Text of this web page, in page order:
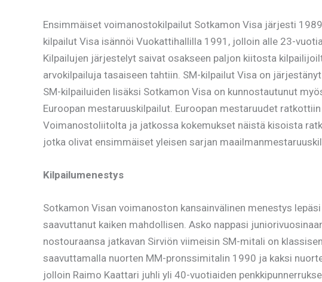
Ensimmäiset voimanostokilpailut Sotkamon Visa järjesti
kilpailut Visa isännöi Vuokattihallilla 1991, jolloin alle 23-
Kilpailujen järjestelyt saivat osakseen paljon kiitosta
arvokilpailuja tasaiseen tahtiin. SM-kilpailut Visa on
SM-kilpailuiden lisäksi Sotkamon Visa on kunnostautunut
Euroopan mestaruuskilpailut. Euroopan mestaruudet
Voimanostoliitolta ja jatkossa kokemukset näistä kisoista
jotka olivat ensimmäiset yleisen sarjan
Kilpailumenestys
Sotkamon Visan voimanoston kansainvälinen menestys
saavuttanut kaiken mahdollisen. Asko nappasi
nostouraansa jatkavan Sirviön viimeisin SM-mitali on
saavuttamalla nuorten MM-pronssimitalin 1990 ja kaksi
jolloin Raimo Kaattari juhli yli 40-vuotiaiden